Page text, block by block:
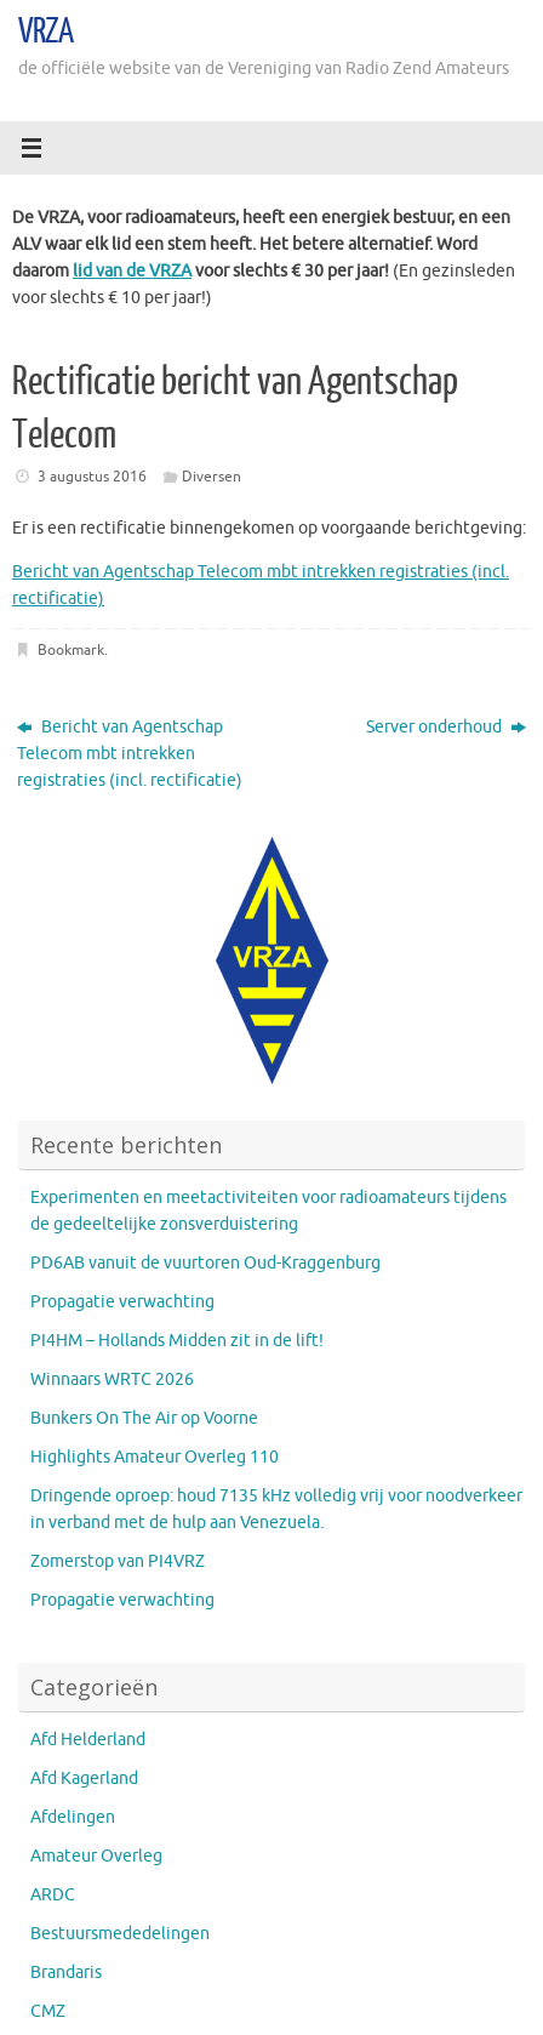
naarVRZA
de officiële website van de Vereniging van Radio Zend Amateurs
De VRZA, voor radioamateurs, heeft een energiek bestuur, en een
ALV waar elk lid een stem heeft. Het betere alternatief. Word
daarom lid van de VRZAvoor slechts € 30 per jaar! (En gezinsleden
voor slechts € 10 per jaar!)
Rectificatie bericht van Agentschap
Telecom
3 augustus 2016 Diversen
Er is een rectificatie binnengekomen op voorgaande berichtgeving:
Bericht van Agentschap Telecom mbt intrekken registraties (incl.
rectificatie)
Bookmark.
Bericht van Agentschap
Telecom mbt intrekken
registraties (incl. rectificatie)
Server onderhoud
Recente berichten
Experimenten en meetactiviteiten voor radioamateurs tijdens
de gedeeltelijke zonsverduistering
PD6AB vanuit de vuurtoren Oud-Kraggenburg
Propagatie verwachting
PI4HM – Hollands Midden zit in de lift!
Winnaars WRTC 2026
Bunkers On The Air op Voorne
Highlights Amateur Overleg 110
Dringende oproep: houd 7135 kHz volledig vrij voor noodverkeer
in verband met de hulp aan Venezuela.
Zomerstop van PI4VRZ
Propagatie verwachting
Categorieën
Afd Helderland
Afd Kagerland
Afdelingen
Amateur Overleg
ARDC
Bestuursmededelingen
Brandaris
CMZ